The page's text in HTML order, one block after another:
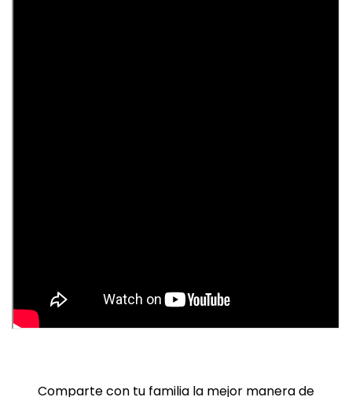
Comparte con tu familia la mejor manera de